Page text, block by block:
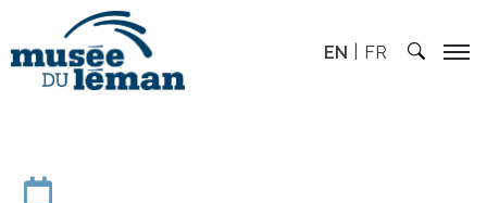
FR
EN